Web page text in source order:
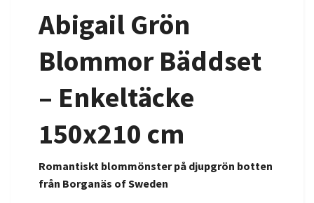
Abigail Grön
Blommor Bäddset
– Enkeltäcke
150x210 cm
Romantiskt blommönster på djupgrön botten
från Borganäs of Sweden